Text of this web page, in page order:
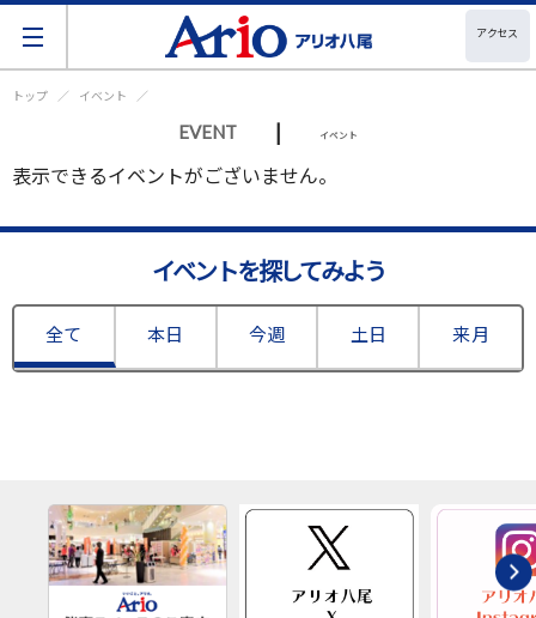
アクセス
トップ イベント
EVENT | イベント
表示できるイベントがございません。
イベントを探してみよう
全て 本日 今週 土日 来月